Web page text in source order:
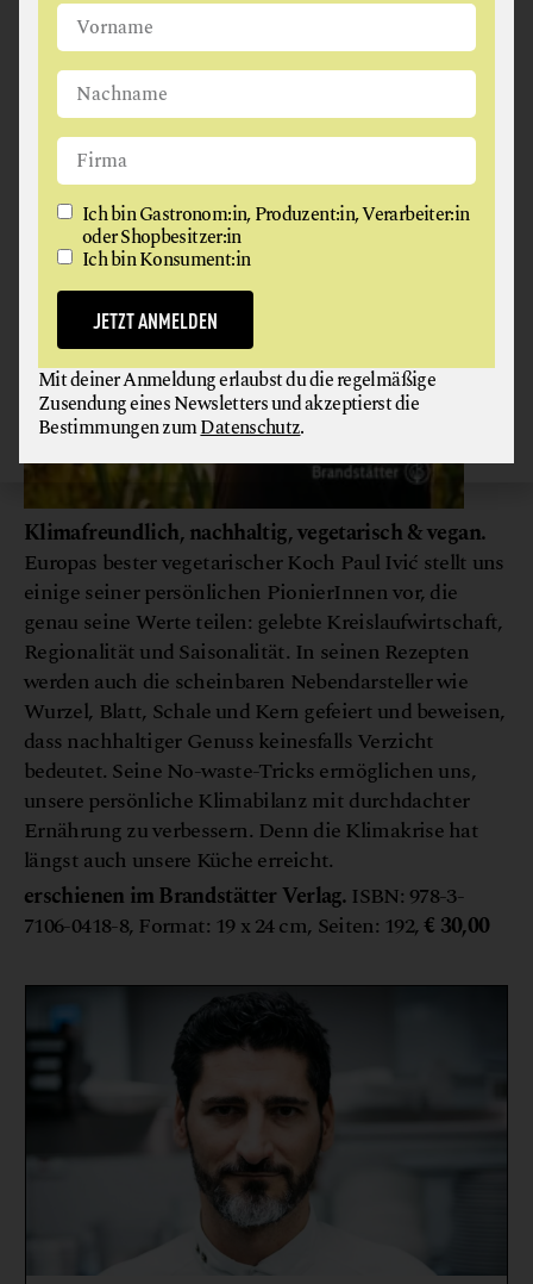
Klimafreundlich, nachhaltig, vegetarisch & vegan.
Europas bester vegetarischer Koch Paul Ivić stellt uns
einige seiner persönlichen PionierInnen vor, die
genau seine Werte teilen: gelebte Kreislaufwirtschaft,
Regionalität und Saisonalität. In seinen Rezepten
werden auch die scheinbaren Nebendarsteller wie
Wurzel, Blatt, Schale und Kern gefeiert und beweisen,
dass nachhaltiger Genuss keinesfalls Verzicht
bedeutet. Seine No-waste-Tricks ermöglichen uns,
unsere persönliche Klimabilanz mit durchdachter
Ernährung zu verbessern. Denn die Klimakrise hat
längst auch unsere Küche erreicht.
erschienen im Brandstätter Verlag. ISBN: 978-3-
7106-0418-8, Format: 19 x 24 cm, Seiten: 192,€ 30,00
Ich bin Gastronom:in, Produzent:in, Verarbeiter:in
oder Shopbesitzer:in
Ich bin Konsument:in
JETZT ANMELDEN
Mit deiner Anmeldung erlaubst du die regelmäßige
Zusendung eines Newsletters und akzeptierst die
Bestimmungen zumDatenschutz.